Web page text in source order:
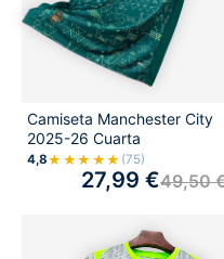
Camiseta Manchester City
2025-26 Cuarta
4,8★★★★★ (75)
49,50
27,99 €